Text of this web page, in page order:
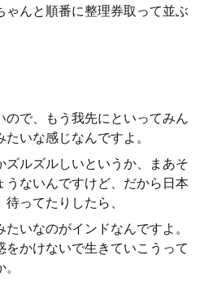
ゃんと順番に整理券取って並ぶ
ので、もう我先にといってみん
いな感じなんですよ。
ズルズルしいというか、まあそ
うないんですけど、だから日本
ってたりしたら、
いなのがインドなんですよ。
をかけないで生きていこうって